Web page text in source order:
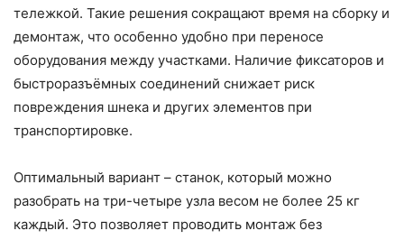
тележкой. Такие решения сокращают время на сборку и
демонтаж, что особенно удобно при переносе
оборудования между участками. Наличие фиксаторов и
быстроразъёмных соединений снижает риск
повреждения шнека и других элементов при
транспортировке.
Оптимальный вариант – станок, который можно
разобрать на три-четыре узла весом не более 25 кг
каждый. Это позволяет проводить монтаж без